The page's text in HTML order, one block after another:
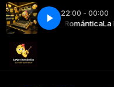
22:00 - 00:00
con La Que RománticaLa
- El Vuelo del Poeta